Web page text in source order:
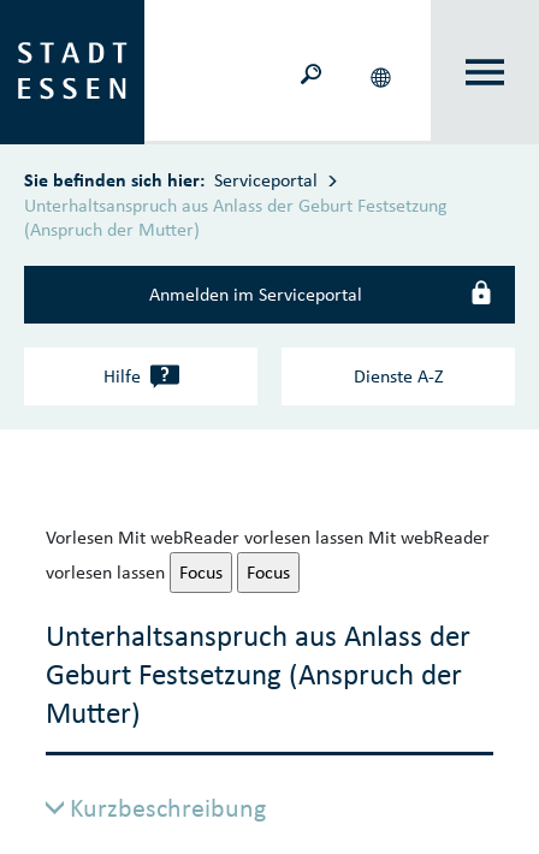
Sie befinden sich hier: Serviceportal
Unterhaltsanspruch aus Anlass der Geburt Festsetzung
(Anspruch der Mutter)
Anmelden im Serviceportal
Hilfe ? Dienste A‑Z
Vorlesen Mit webReader vorlesen lassen Mit webReader
vorlesen lassen
Focus Focus
Unterhaltsanspruch aus Anlass der
Geburt Festsetzung (Anspruch der
Mutter)
Kurzbeschreibung